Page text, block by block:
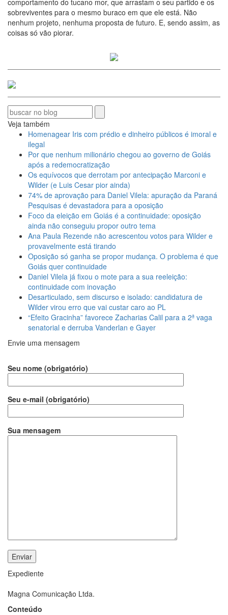
sobreviventes para o mesmo buraco em que ele está. Não
nenhum projeto, nenhuma proposta de futuro. E, sendo assim, as
coisas só vão piorar.
Veja também
Homenagear Iris com prédio e dinheiro públicos é imoral e
ilegal
Por que nenhum milionário chegou ao governo de Goiás
após a redemocratização
Os equívocos que derrotam por antecipação Marconi e
Wilder (e Luis Cesar pior ainda)
74% de aprovação para Daniel Vilela: apuração da Paraná
Pesquisas é devastadora para a oposição
Foco da eleição em Goiás é a continuidade: oposição
ainda não conseguiu propor outro tema
Ana Paula Rezende não acrescentou votos para Wilder e
provavelmente está tirando
Oposição só ganha se propor mudança. O problema é que
Goiás quer continuidade
Daniel Vilela já fixou o mote para a sua reeleição:
continuidade com inovação
Desarticulado, sem discurso e isolado: candidatura de
Wilder virou erro que vai custar caro ao PL
“Efeito Gracinha” favorece Zacharias Calil para a 2ª vaga
senatorial e derruba Vanderlan e Gayer
Envie uma mensagem
Seu nome (obrigatório)
Seu e-mail (obrigatório)
Sua mensagem
Expediente
Magna Comunicação Ltda.
Conteúdo